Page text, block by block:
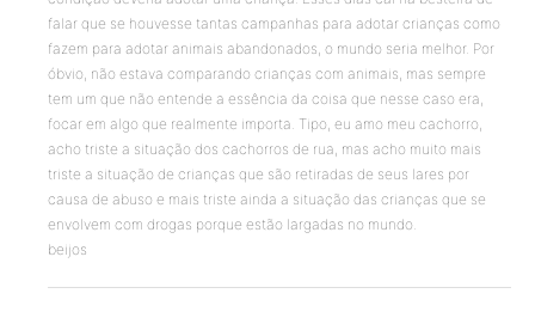
falar que se houvesse tantas campanhas para adotar crianças como
fazem para adotar animais abandonados, o mundo seria melhor. Por
óbvio, não estava comparando crianças com animais, mas sempre
tem um que não entende a essência da coisa que nesse caso era,
focar em algo que realmente importa. Tipo, eu amo meu cachorro,
acho triste a situação dos cachorros de rua, mas acho muito mais
triste a situação de crianças que são retiradas de seus lares por
causa de abuso e mais triste ainda a situação das crianças que se
envolvem com drogas porque estão largadas no mundo.
beijos